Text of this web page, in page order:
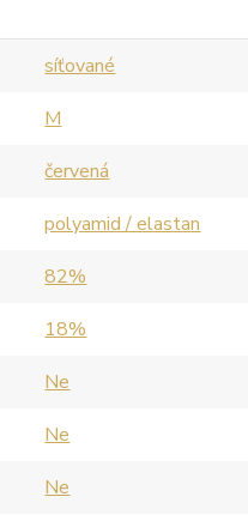
síťované
M
červená
polyamid / elastan
82%
18%
Ne
Ne
Ne